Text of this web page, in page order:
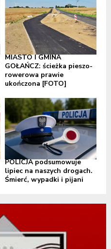
MIASTO I GMINA
GOŁAŃCZ: ścieżka pieszo-
rowerowa prawie
ukończona [FOTO]
POLICJA podsumowuje
lipiec na naszych drogach.
Śmierć, wypadki i pijani